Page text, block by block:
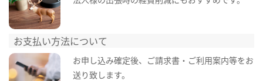
お支払い方法について
お申し込み確定後、ご請求書・ご利用案内等をお
送り致します。